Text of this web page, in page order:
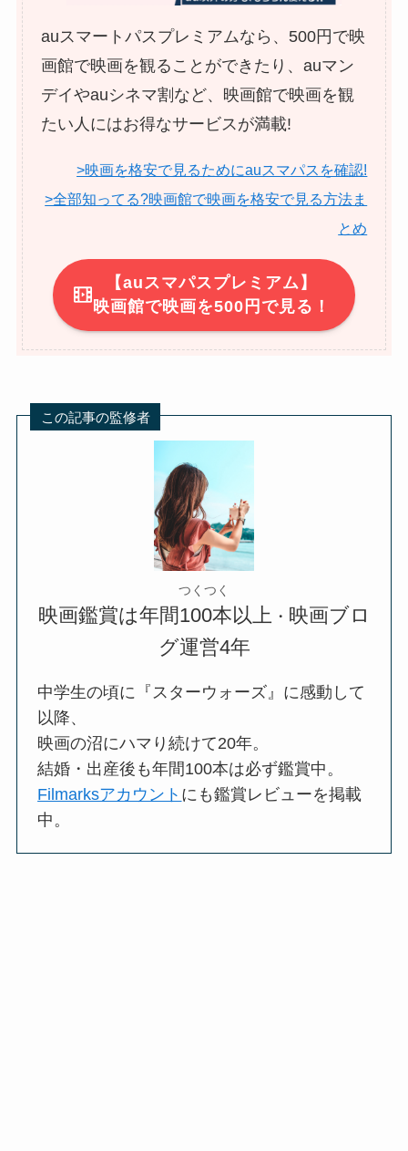
auスマートパスプレミアムなら、500円で映
画館で映画を観ることができたり、auマン
デイやauシネマ割など、映画館で映画を観
たい人にはお得なサービスが満載!
>映画を格安で見るためにauスマパスを確認!
>全部知ってる?映画館で映画を格安で見る方法ま
とめ
【auスマパスプレミアム】
映画館で映画を500円で見る！
この記事の監修者
つくつく
映画鑑賞は年間100本以上 ・ 映画ブロ
グ運営4年
中学生の頃に『スターウォーズ』に感動して
以降、
映画の沼にハマり続けて20年。
結婚・出産後も年間100本は必ず鑑賞中。
Filmarksアカウント にも鑑賞レビューを掲載
中。